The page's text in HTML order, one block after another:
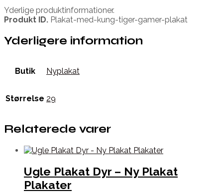
Yderlige produktinformationer.
Produkt ID. Plakat-med-kung-tiger-gamer-plakat
Yderligere information
Butik Nyplakat
Størrelse 29
Relaterede varer
Ugle Plakat Dyr – Ny Plakat
Plakater